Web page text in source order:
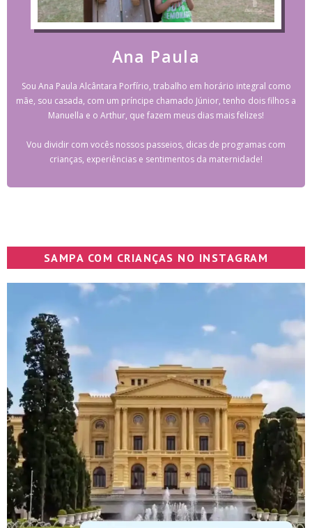
Ana Paula
Sou Ana Paula Alcântara Porfírio, trabalho em horário integral como
mãe, sou casada, com um príncipe chamado Júnior, tenho dois filhos a
Manuella e o Arthur, que fazem meus dias mais felizes!
Vou dividir com vocês nossos passeios, dicas de programas com
crianças, experiências e sentimentos da maternidade!
SAMPA COM CRIANÇAS NO INSTAGRAM